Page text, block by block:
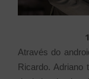
Através do
Ricardo. Adriano